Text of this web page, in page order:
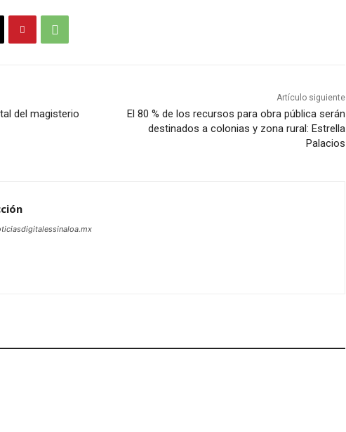
del magisterio
Artículo siguiente
El 80 % de los recursos para obra pública serán
destinados a colonias y zona rural: Estrella
Palacios